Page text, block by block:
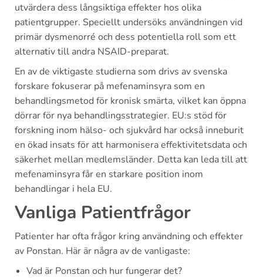
utvärdera dess långsiktiga effekter hos olika
patientgrupper. Speciellt undersöks användningen vid
primär dysmenorré och dess potentiella roll som ett
alternativ till andra NSAID-preparat.
En av de viktigaste studierna som drivs av svenska
forskare fokuserar på mefenaminsyra som en
behandlingsmetod för kronisk smärta, vilket kan öppna
dörrar för nya behandlingsstrategier. EU:s stöd för
forskning inom hälso- och sjukvård har också inneburit
en ökad insats för att harmonisera effektivitetsdata och
säkerhet mellan medlemsländer. Detta kan leda till att
mefenaminsyra får en starkare position inom
behandlingar i hela EU.
Vanliga Patientfrågor
Patienter har ofta frågor kring användning och effekter
av Ponstan. Här är några av de vanligaste:
Vad är Ponstan och hur fungerar det?